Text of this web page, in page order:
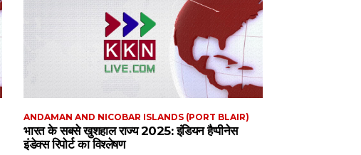
ANDAMAN AND NICOBAR ISLANDS (PORT BLAIR)
भारत के सबसे खुशहाल राज्य 2025: इंडियन हैप्पीनेस
इंडेक्स रिपोर्ट का विश्लेषण